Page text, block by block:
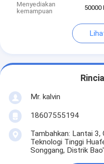
Menyediakan
kemampuan
Mr. kalvin
18607555194
Tambahkan: Lantai 3,
Teknologi Tinggi
Songgang, Distrik